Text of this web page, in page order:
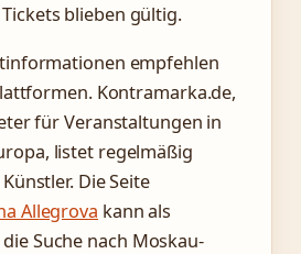
blieben gültig.
empfehlen
Kontramarka.de,
für Veranstaltungen in
listet regelmäßig
Die Seite
Allegrova kann als
Suche nach Moskau-